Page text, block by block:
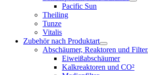
Pacific Sun
Theiling
Tunze
Vitalis
Zubehör nach Produktart
Abschäumer, Reaktoren und Filter
Eiweißabschäumer
Kalkreaktoren und CO²